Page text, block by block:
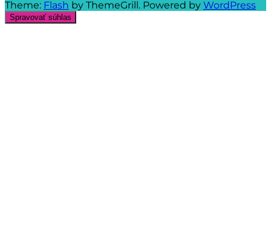
Theme: Flash by ThemeGrill. Powered by WordPress
Spravovať súhlas